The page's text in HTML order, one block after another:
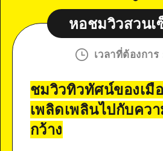
หอชมวิวสวนเ
เวลาที่ต้องการ
ชมวิวทิวทัศน์ของเมื
เพลิดเพลินไปกับคว
กว้าง